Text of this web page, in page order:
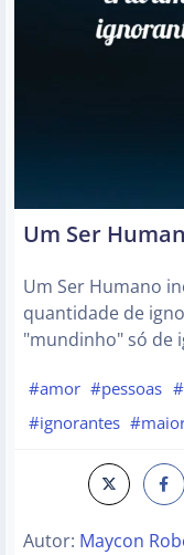
Um Ser
Um Ser Humano
quantidade de
"mundinho" só de
#amor #pessoas
#ignorantes
Autor: Maycon